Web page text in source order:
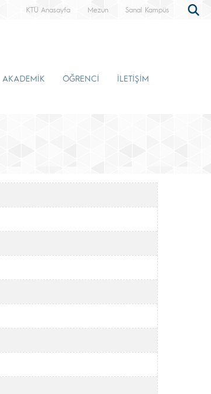
KTÜ Anasayfa Mezun Sanal Kampüs
AKADEMİK ÖĞRENCİ İLETİŞİM